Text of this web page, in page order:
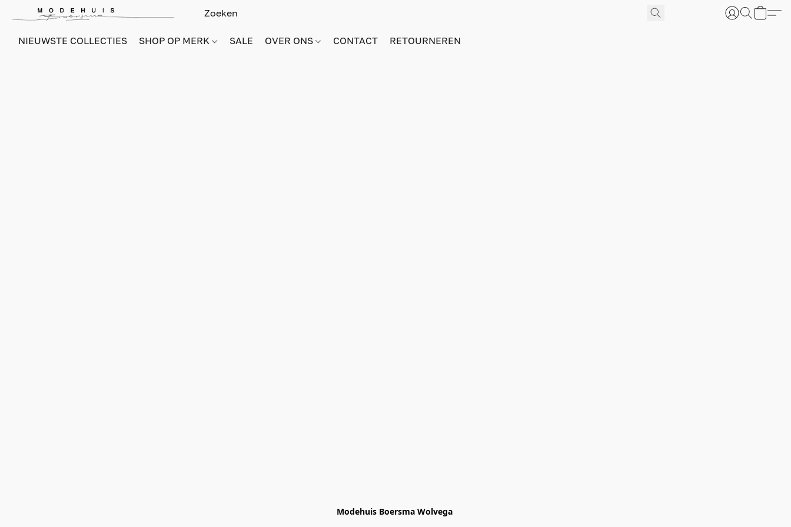
NIEUWSTE COLLECTIES SHOP OP MERK SALE OVER ONS CONTACT RETOURNEREN
Modehuis Boersma Wolvega